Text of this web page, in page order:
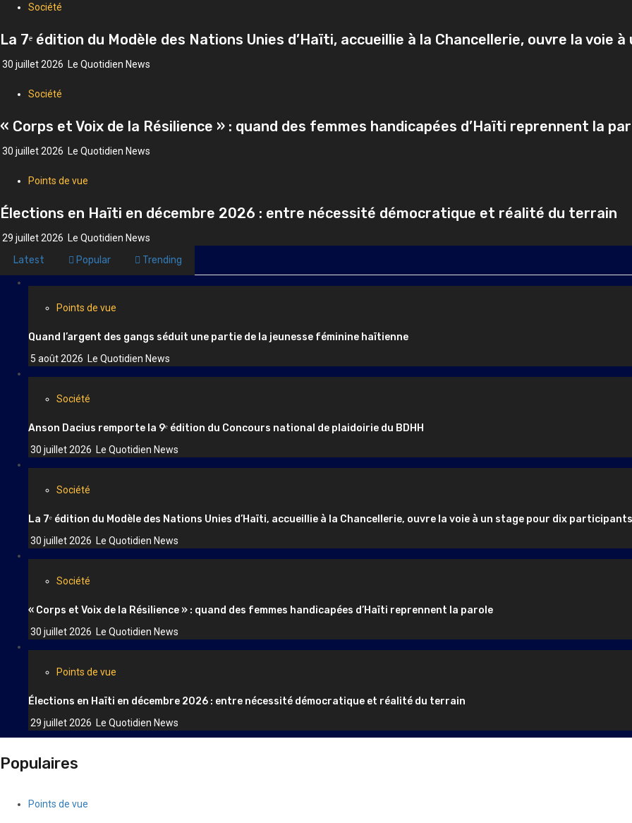
Société
La 7ᵉ édition du Modèle des Nations Unies d’Haïti, accueillie à la Chancellerie, ouvre la voie
30 juillet 2026 Le Quotidien News
Société
« Corps et Voix de la Résilience » : quand des femmes handicapées d’Haïti reprennent la
30 juillet 2026 Le Quotidien News
Points de vue
Élections en Haïti en décembre 2026 : entre nécessité démocratique et réalité du terrain
29 juillet 2026 Le Quotidien News
Latest Popular Trending
Points de vue
Quand l’argent des gangs séduit une partie de la jeunesse féminine haïtienne
5 août 2026 Le Quotidien News
Société
Anson Dacius remporte la 9ᵉ édition du Concours national de plaidoirie du BDHH
30 juillet 2026 Le Quotidien News
Société
La 7ᵉ édition du Modèle des Nations Unies d’Haïti, accueillie à la Chancellerie, ouvre la voie à un stage pour dix participants
30 juillet 2026 Le Quotidien News
Société
« Corps et Voix de la Résilience » : quand des femmes handicapées d’Haïti reprennent la parole
30 juillet 2026 Le Quotidien News
Points de vue
Élections en Haïti en décembre 2026 : entre nécessité démocratique et réalité du terrain
29 juillet 2026 Le Quotidien News
Populaires
Points de vue